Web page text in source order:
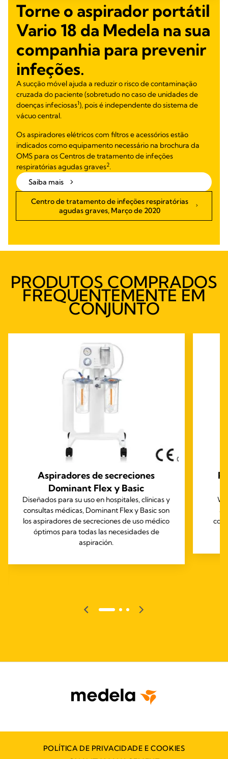
Torne o aspirador portátil
Vario 18 da Medela na sua
companhia para prevenir
infeções.
A sucção móvel ajuda a reduzir o risco de contaminação
cruzada do paciente (sobretudo no caso de unidades de
doenças infeciosas1), pois é independente do sistema de
vácuo central.
Os aspiradores elétricos com filtros e acessórios estão
indicados como equipamento necessário na brochura da
OMS para os Centros de tratamento de infeções
respiratórias agudas graves2.
Saiba mais
Centro de tratamento de infeções respiratórias
agudas graves, Março de 2020
PRODUTOS COMPRADOS
FREQUENTEMENTE EM
CONJUNTO
Aspiradores de secreciones
Dominant Flex y Basic
Diseñados para su uso en hospitales, clínicas y
consultas médicas, Dominant Flex y Basic son
los aspiradores de secreciones de uso médico
óptimos para todas las necesidades de
aspiración.
POLÍTICA DE PRIVACIDADE E COOKIES